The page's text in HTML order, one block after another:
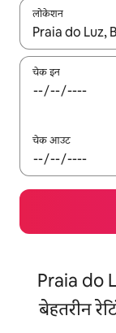
लोकेशन
नतीजों के उपलब्ध
चेक इन
चेक आउट
Praia do
बेहतरीन